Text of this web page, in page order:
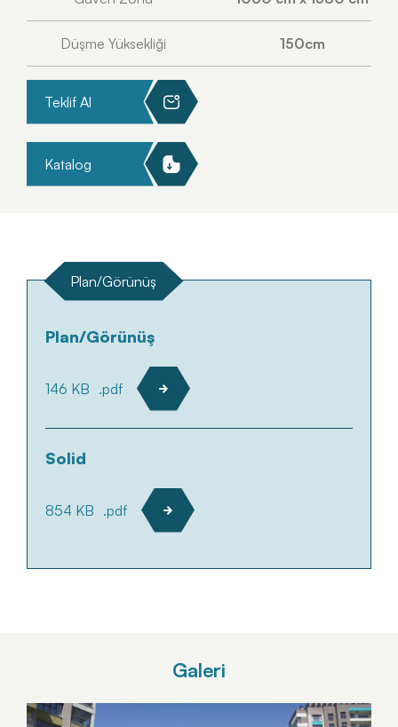
Düşme Yüksekliği 150cm
Teklif Al
Katalog
Plan/Görünüş
Plan/Görünüş
146 KB .pdf
Solid
854 KB .pdf
Galeri